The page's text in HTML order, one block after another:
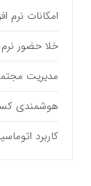
امکانات نرم
خلا حضور
مدیریت
هوشمندی
کاربرد